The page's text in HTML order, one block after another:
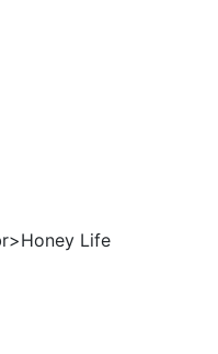
Life